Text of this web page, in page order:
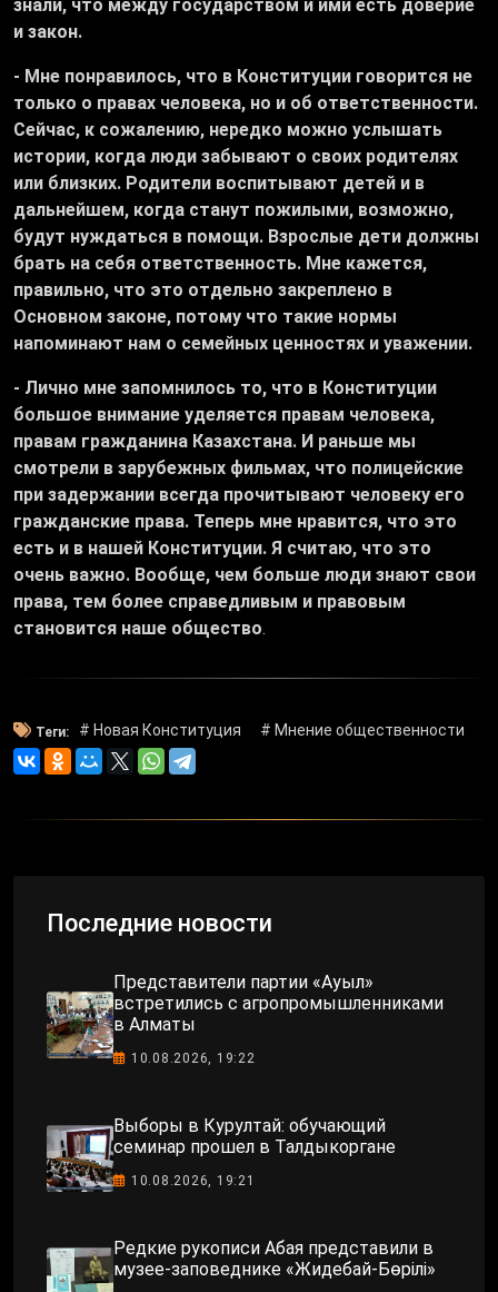
знали, что между государством и ими есть доверие
и закон.
- Мне понравилось, что в Конституции говорится не
только о правах человека, но и об ответственности.
Сейчас, к сожалению, нередко можно услышать
истории, когда люди забывают о своих родителях
или близких. Родители воспитывают детей и в
дальнейшем, когда станут пожилыми, возможно,
будут нуждаться в помощи. Взрослые дети должны
брать на себя ответственность. Мне кажется,
правильно, что это отдельно закреплено в
Основном законе, потому что такие нормы
напоминают нам о семейных ценностях и уважении.
- Лично мне запомнилось то, что в Конституции
большое внимание уделяется правам человека,
правам гражданина Казахстана. И раньше мы
смотрели в зарубежных фильмах, что полицейские
при задержании всегда прочитывают человеку его
гражданские права. Теперь мне нравится, что это
есть и в нашей Конституции. Я считаю, что это
очень важно. Вообще, чем больше люди знают свои
права, тем более справедливым и правовым
становится наше общество.
Теги: # Новая Конституция # Мнение общественности
Последние новости
Представители партии «Ауыл»
встретились с агропромышленниками
в Алматы
10.08.2026, 19:22
Выборы в Курултай: обучающий
семинар прошел в Талдыкоргане
10.08.2026, 19:21
Редкие рукописи Абая представили в
музее-заповеднике «Жидебай-Бөрілі»